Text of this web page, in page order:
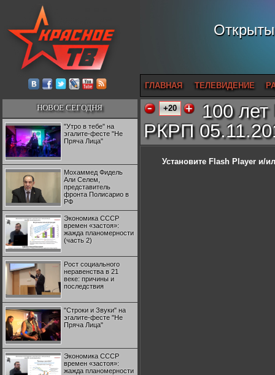
ГЛАВНАЯ ТЕЛЕВИДЕНИЕ
НОВОЕ СЕГОДНЯ
"Утро в тебе" на
эгалите-фесте "Не
Пряча Лица"
Мохаммед Фидель
Али Селем,
представитель
фронта Полисарио в
РФ
Экономика СССР
времен «застоя»:
жажда планомерности
(часть 2)
Рост социального
неравенства в 21
веке: причины и
последствия
"Строки и Звуки" на
эгалите-фесте "Не
Пряча Лица"
Экономика СССР
времен «застоя»:
жажда планомерности
+20
100
РКРП
Установите Flash Player и/